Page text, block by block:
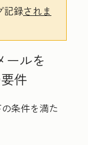
記録されま
ールを
件
条件を満た